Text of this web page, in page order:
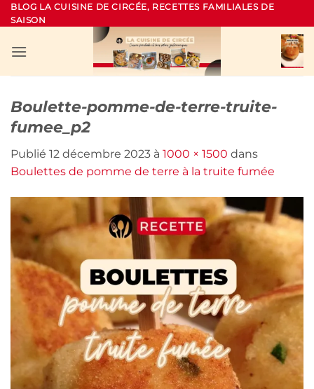
Passer
au
BLOG LA CUISINE DE CIRCÉE, RECETTES FAMILIALES DE
SAISON
Boulette-pomme-de-terre-truite-
fumee_p2
Publié 12 décembre 2023 à 1000 × 1500 dans
Boulettes de pomme de terre à la truite fumée